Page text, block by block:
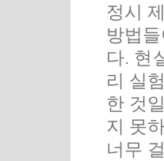
정시
방법
다. 현
리 실
한 것
지 못
너무